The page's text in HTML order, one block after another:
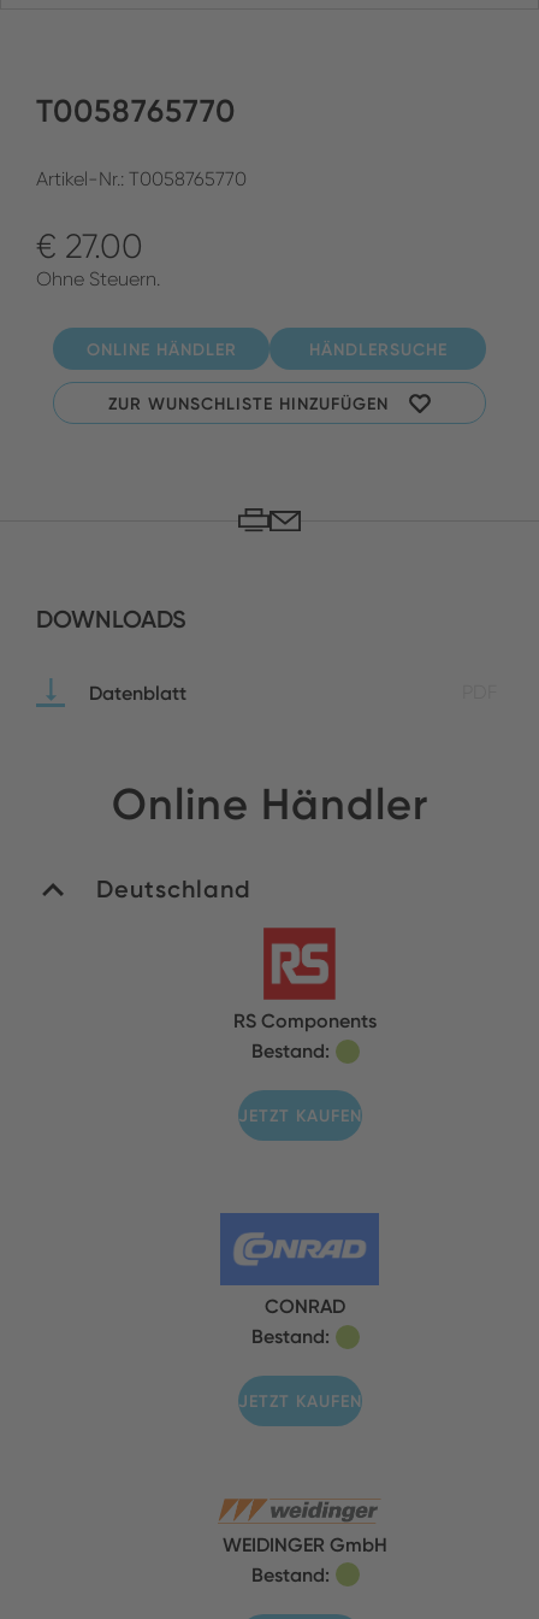
T0058765770
Artikel-Nr.: T0058765770
€ 27.00
Ohne Steuern.
ONLINE HÄNDLER HÄNDLERSUCHE
ZUR WUNSCHLISTE HINZUFÜGEN
DOWNLOADS
Datenblatt
Online Händler
Deutschland
RS Components
Bestand:
JETZT KAUFEN
CONRAD
Bestand:
JETZT KAUFEN
WEIDINGER GmbH
Bestand: